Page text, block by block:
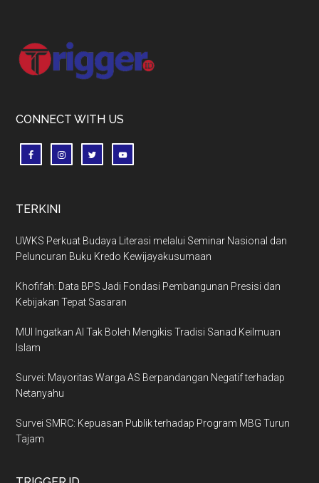
Footer
CONNECT WITH US
TERKINI
UWKS Perkuat Budaya Literasi melalui Seminar Nasional dan
Peluncuran Buku Kredo Kewijayakusumaan
Khofifah: Data BPS Jadi Fondasi Pembangunan Presisi dan
Kebijakan Tepat Sasaran
MUI Ingatkan AI Tak Boleh Mengikis Tradisi Sanad Keilmuan
Islam
Survei: Mayoritas Warga AS Berpandangan Negatif terhadap
Netanyahu
Survei SMRC: Kepuasan Publik terhadap Program MBG Turun
Tajam